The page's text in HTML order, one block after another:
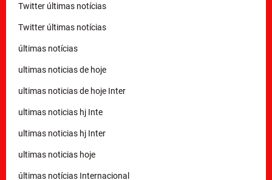
Twitter últimas notícias
Twitter últimas notícias
últimas notícias
ultimas noticias de hoje
ultimas noticias de hoje Inter
ultimas noticias hj Inte
ultimas noticias hj Inter
ultimas noticias hoje
últimas notícias Internacional